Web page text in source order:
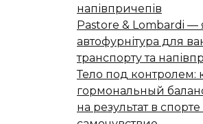
напівпричепів
Pastore & Lombardi —
автофурнітура для
транспорту та
Тело под контролем:
гормональный
на результат в спорте